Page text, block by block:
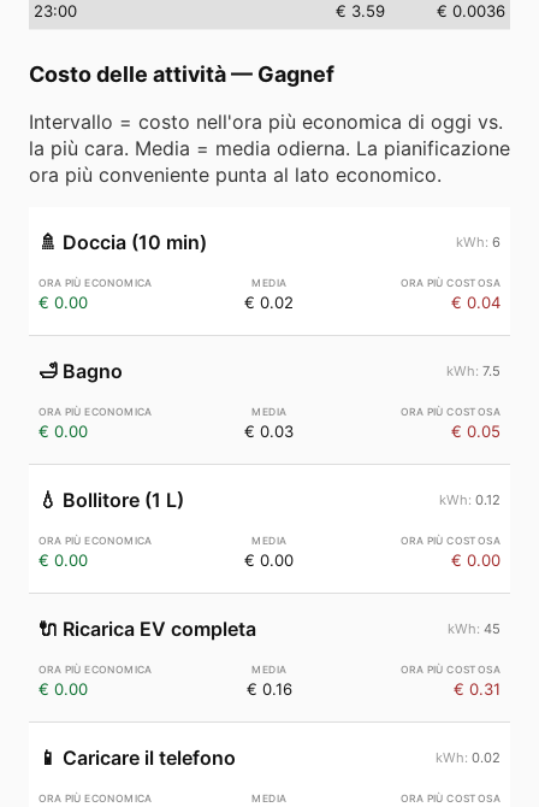
23:00 € 3.59 € 0.0036
Costo delle attività— Gagnef
Intervallo = costo nell'ora più economica di oggi vs.
la più cara. Media = media odierna. La pianificazione
ora più conveniente punta al lato economico.
🚿 Doccia (10 min) 6
€ 0.00 € 0.02 € 0.04
🛁 Bagno 7.5
€ 0.00 € 0.03 € 0.05
💧 Bollitore (1 L) 0.12
€ 0.00 € 0.00 € 0.00
🔌 Ricarica EV completa 45
€ 0.00 € 0.16 € 0.31
📱 Caricare il telefono 0.02